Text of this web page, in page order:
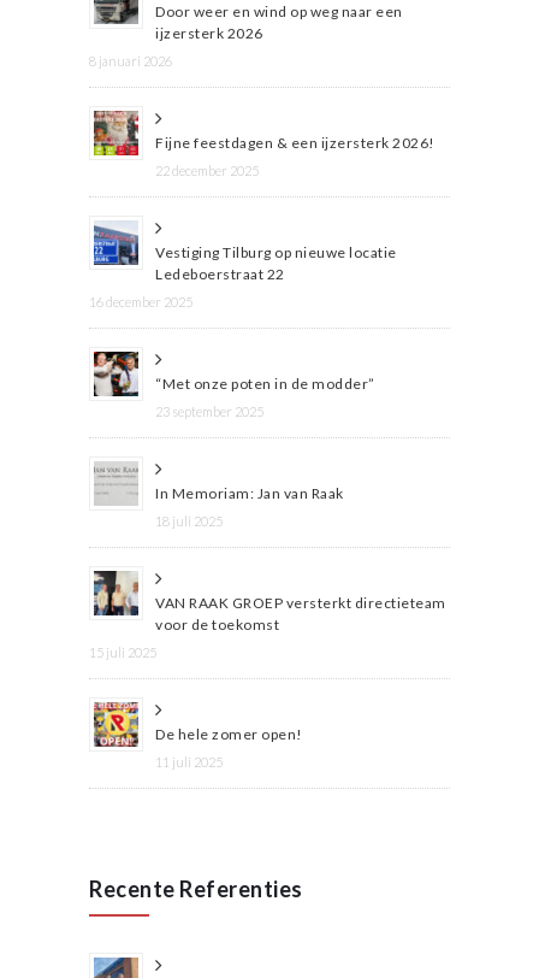
Door weer en wind op weg naar een
ijzersterk 2026
8 januari 2026
Fijne feestdagen & een ijzersterk 2026!
22 december 2025
Vestiging Tilburg op nieuwe locatie
Ledeboerstraat 22
16 december 2025
“Met onze poten in de modder”
23 september 2025
In Memoriam: Jan van Raak
18 juli 2025
VAN RAAK GROEP versterkt directieteam
voor de toekomst
15 juli 2025
De hele zomer open!
11 juli 2025
Recente Referenties